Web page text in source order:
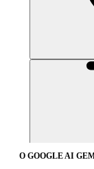
O GOOGLE AI